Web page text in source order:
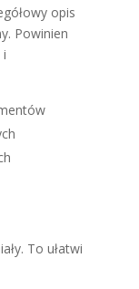
opis
Powinien
i
To ułatwi